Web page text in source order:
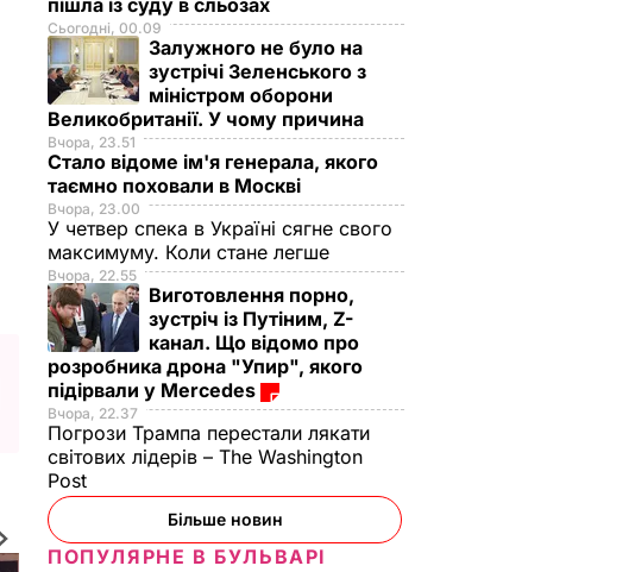
пішла із суду в сльозах
Сьогодні, 00.09
Залужного не було на
зустрічі Зеленського з
міністром оборони
Великобританії. У чому причина
Вчора, 23.51
Стало відоме ім'я генерала, якого
таємно поховали в Москві
Вчора, 23.00
У четвер спека в Україні сягне свого
максимуму. Коли стане легше
Вчора, 22.55
Виготовлення порно,
зустріч із Путіним, Z-
канал. Що відомо про
розробника дрона "Упир", якого
підірвали у Mercedes
Вчора, 22.37
Погрози Трампа перестали лякати
світових лідерів – The Washington
Post
Більше новин
ПОПУЛЯРНЕ В БУЛЬВАРІ